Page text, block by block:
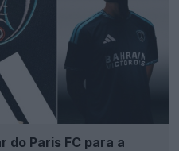
do Paris FC para a